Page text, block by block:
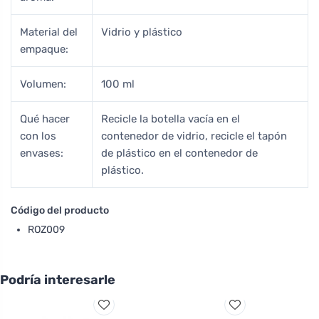
Material del
empaque:
Vidrio y plástico
Volumen: 100 ml
Qué hacer
con los
envases:
Recicle la botella vacía en el
contenedor de vidrio, recicle el tapón
de plástico en el contenedor de
plástico.
Código del producto
ROZ009
Podría interesarle